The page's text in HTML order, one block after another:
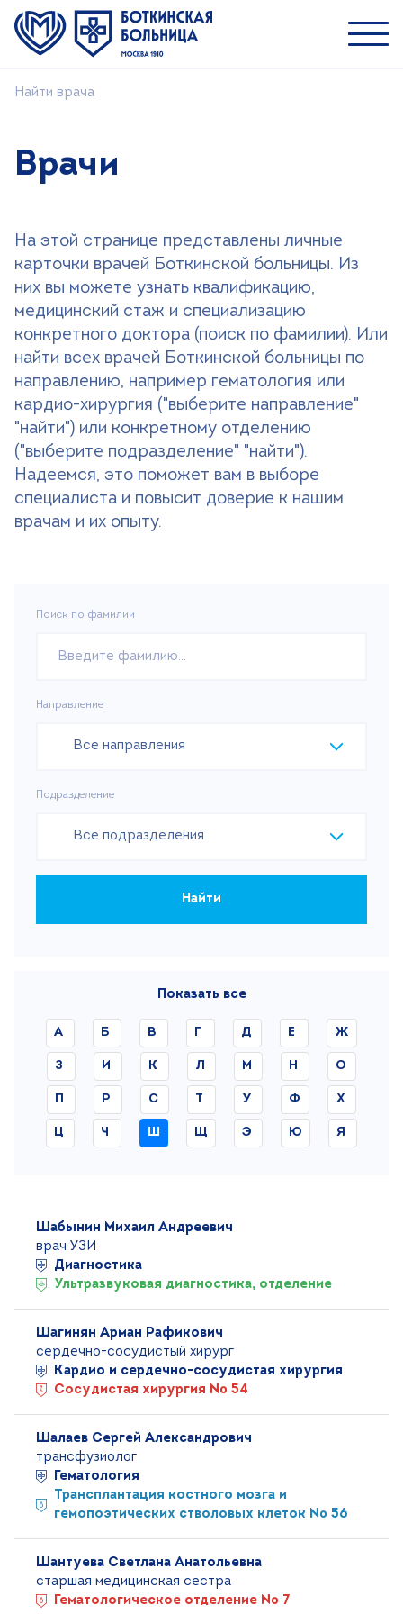
Пациентам
О ММНКЦ им. С.П. Боткина
Лечение
Платные услуги
Медицинский туризм
Контакты
Поиск
Версия для слабовидящих
+7 (499) 490-03-03
+7 (800) 600-31-41
8:00-20:00 будни
Найти врача
Врачи
На этой странице представлены личные
карточки врачей Боткинской больницы. Из
них вы можете узнать квалификацию,
медицинский стаж и специализацию
конкретного доктора (поиск по фамилии). Или
найти всех врачей Боткинской больницы по
направлению, например гематология или
кардио-хирургия ("выберите направление"
"найти") или конкретному отделению
("выберите подразделение" "найти").
Надеемся, это поможет вам в выборе
специалиста и повысит доверие к нашим
врачам и их опыту.
Поиск по фамилии
Направление
Все направления
Подразделение
Все подразделения
Найти
Показать все
А Б В Г Д Е Ж
З И К Л М Н О
П Р С Т У Ф Х
Ц Ч Ш Щ Э Ю Я
Шабынин Михаил Андреевич
врач УЗИ
Диагностика
Ультразвуковая диагностика, отделение
Шагинян Арман Рафикович
сердечно-сосудистый хирург
Кардио и сердечно-сосудистая хирургия
Сосудистая хирургия № 54
Шалаев Сергей Александрович
трансфузиолог
Гематология
Трансплантация костного мозга и
гемопоэтических стволовых клеток № 56
Шантуева Светлана Анатольевна
старшая медицинская сестра
Гематологическое отделение № 7